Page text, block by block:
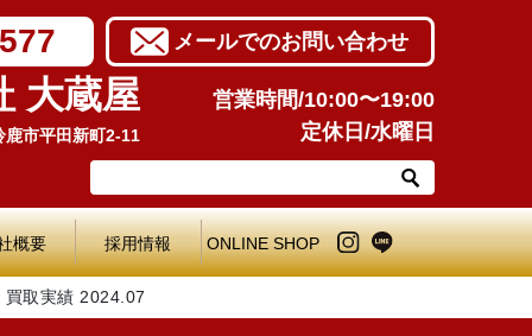
メールでのお問い合わせ
大蔵屋
市平田新町2-11
営業時間/10:00〜19:00
定休日/水曜日
概要 採用情報 ONLINE SHOP
取実績 2024.07